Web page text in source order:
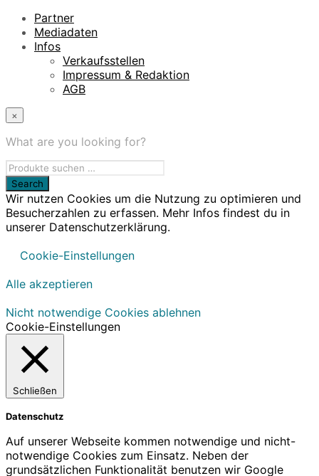
Partner
Mediadaten
Infos
Verkaufsstellen
Impressum & Redaktion
AGB
×
What are you looking for?
Wir nutzen Cookies um die Nutzung zu optimieren und
Besucherzahlen zu erfassen. Mehr Infos findest du in
unserer Datenschutzerklärung.
Cookie-Einstellungen
Alle akzeptieren
Nicht notwendige Cookies ablehnen
Cookie-Einstellungen
Schließen
Datenschutz
Auf unserer Webseite kommen notwendige und nicht-
notwendige Cookies zum Einsatz. Neben der
grundsätzlichen Funktionalität benutzen wir Google